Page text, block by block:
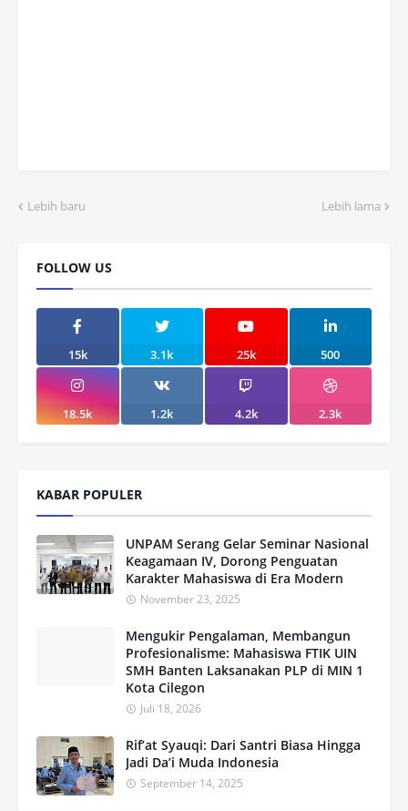
Lebih baru Lebih lama
FOLLOW US
15k 3.1k 25k 500
18.5k 1.2k 4.2k 2.3k
KABAR POPULER
UNPAM Serang Gelar Seminar Nasional
Keagamaan IV, Dorong Penguatan
Karakter Mahasiswa di Era Modern
November 23, 2025
Mengukir Pengalaman, Membangun
Profesionalisme: Mahasiswa FTIK UIN
SMH Banten Laksanakan PLP di MIN 1
Kota Cilegon
Juli 18, 2026
Rif’at Syauqi: Dari Santri Biasa Hingga
Jadi Da’i Muda Indonesia
September 14, 2025